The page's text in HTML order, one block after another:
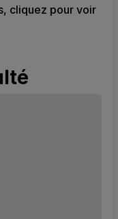
cliquez pour voir